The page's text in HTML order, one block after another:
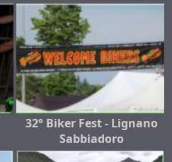
32° Biker Fest - Lignano
Sabbiadoro